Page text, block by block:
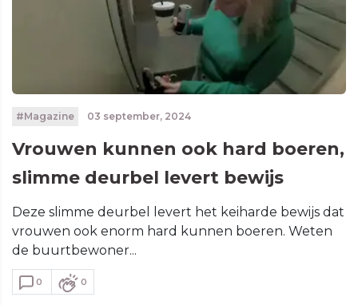
#Magazine 03 september, 2024
Vrouwen kunnen ook hard boeren,
slimme deurbel levert bewijs
Deze slimme deurbel levert het keiharde bewijs dat
vrouwen ook enorm hard kunnen boeren. Weten
de buurtbewoner...
0 0